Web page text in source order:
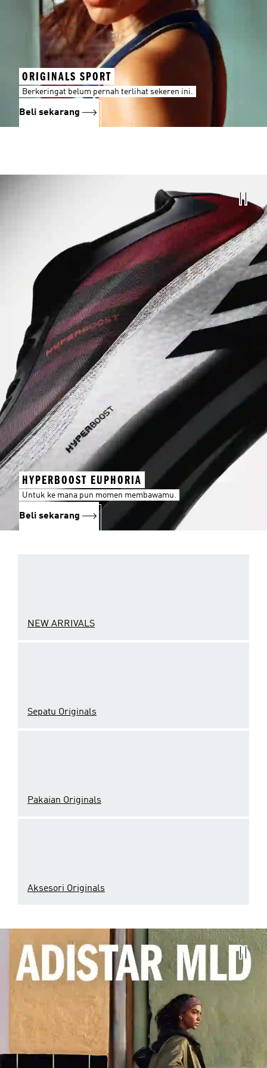
ORIGINALS SPORT
Berkeringat belum pernah terlihat sekeren ini.
Beli sekarang
HYPERBOOST EUPHORIA
Untuk ke mana pun momen membawamu.
Beli sekarang
NEW ARRIVALS
Sepatu Originals
Pakaian Originals
Aksesori Originals